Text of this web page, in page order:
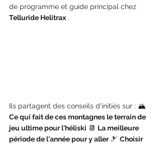
de programme et guide principal chez
Telluride Helitrax .
Ils partagent des conseils d'initiés sur : 🏔️
Ce qui fait de ces montagnes le terrain de
jeu ultime pour l'héliski 📆 La meilleure
période de l'année pour y aller 🎿 Choisir